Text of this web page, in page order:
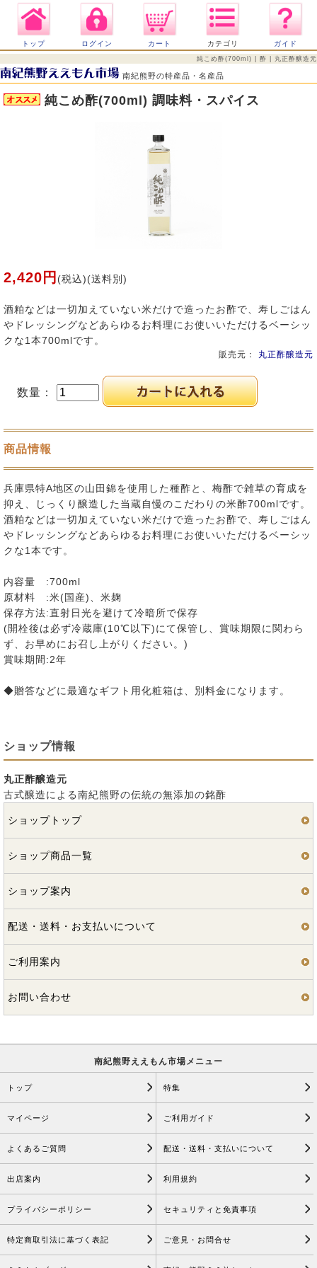
トップ ログイン カート カテゴリ ガイド
純こめ酢(700ml) | 酢 | 丸正酢醸造元
南紀熊野の特産品・名産品
純こめ酢(700ml) 調味料・スパイス
2,420円 (税込)(送料別)
酒粕などは一切加えていない米だけで造ったお酢で、寿しごはん
やドレッシングなどあらゆるお料理にお使いいただけるベーシッ
クな1本700mlです。
販売元： 丸正酢醸造元
数量：
商品情報
兵庫県特A地区の山田錦を使用した種酢と、梅酢で雑草の育成を
抑え、じっくり醸造した当蔵自慢のこだわりの米酢700mlです。
酒粕などは一切加えていない米だけで造ったお酢で、寿しごはん
やドレッシングなどあらゆるお料理にお使いいただけるベーシッ
クな1本です。
内容量 :700ml
原材料 :米(国産)、米麹
保存方法:直射日光を避けて冷暗所で保存
(開栓後は必ず冷蔵庫(10℃以下)にて保管し、賞味期限に関わら
ず、お早めにお召し上がりください。)
賞味期間:2年
◆贈答などに最適なギフト用化粧箱は、別料金になります。
ショップ情報
丸正酢醸造元
古式醸造による南紀熊野の伝統の無添加の銘酢
ショップトップ
ショップ商品一覧
ショップ案内
配送・送料・お支払いについて
ご利用案内
お問い合わせ
南紀熊野ええもん市場メニュー
トップ 特集
マイページ ご利用ガイド
よくあるご質問 配送・送料・支払いについて
出店案内 利用規約
プライバシーポリシー セキュリティと免責事項
特定商取引法に基づく表記 ご意見・お問合せ